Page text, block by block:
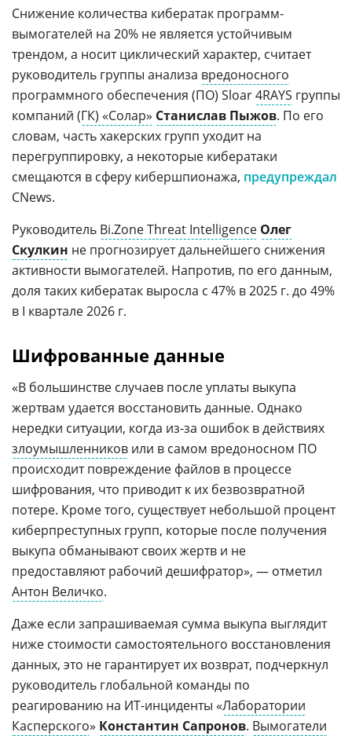
Снижение количества кибератак программ-
вымогателей на 20% не является устойчивым
трендом, а носит циклический характер, считает
руководитель группы анализа вредоносного
программного обеспечения (ПО) Sloar4RAYS группы
компаний (ГК) «Солар» Станислав Пыжов. По его
словам, часть хакерских групп уходит на
перегруппировку, а некоторые кибератаки
смещаются в сферу кибершпионажа, предупреждал
CNews.
Руководитель Bi.Zone Threat Intelligence Олег
Скулкин не прогнозирует дальнейшего снижения
активности вымогателей. Напротив, по его данным,
доля таких кибератак выросла с 47% в 2025 г. до 49%
в I квартале 2026 г.
Шифрованные данные
«В большинстве случаев после уплаты выкупа
жертвам удается восстановить данные. Однако
нередки ситуации, когда из-за ошибок в действиях
злоумышленников или в самом вредоносном ПО
происходит повреждение файлов в процессе
шифрования, что приводит к их безвозвратной
потере. Кроме того, существует небольшой процент
киберпреступных групп, которые после получения
выкупа обманывают своих жертв и не
предоставляют рабочий дешифратор», — отметил
Антон Величко.
Даже если запрашиваемая сумма выкупа выглядит
ниже стоимости самостоятельного восстановления
данных, это не гарантирует их возврат, подчеркнул
руководитель глобальной команды по
реагированию на ИТ-инциденты «Лаборатории
Касперского» Константин Сапронов. Вымогатели